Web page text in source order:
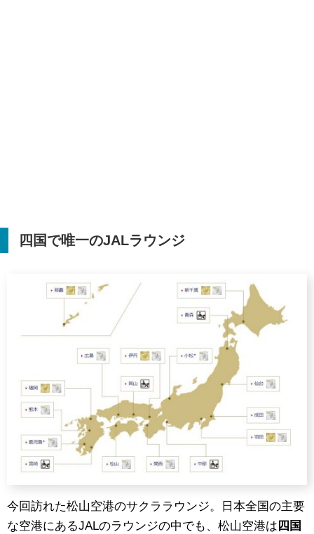
四国で唯一のJALラウンジ
今回訪れた松山空港のサクララウンジ。日本全国の主要
な空港にあるJALのラウンジの中でも、松山空港は 四国